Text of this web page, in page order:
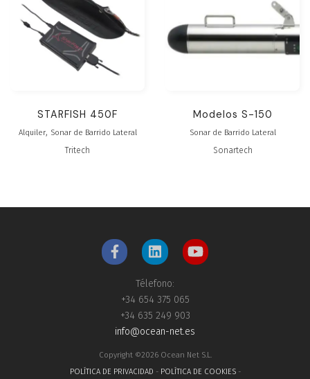
STARFISH 450F
Alquiler, Sonar de Barrido Lateral
Tritech
Modelos S-150
Sonar de Barrido Lateral
Sonartech
Télefono:
+34 654 375 065
+34 635 249 903
info@ocean-net.es
Copyright ©2026 Ocean Net S.L.
POLÍTICA DE PRIVACIDAD - POLÍTICA DE COOKIES-